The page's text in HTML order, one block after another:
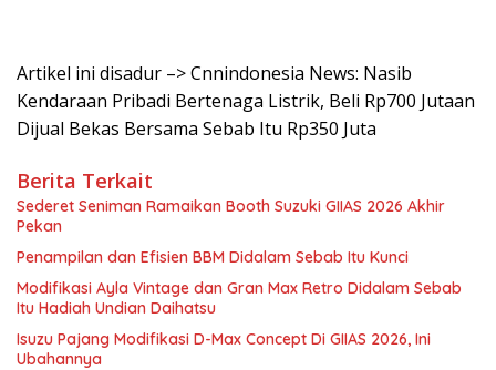
Artikel ini disadur –> Cnnindonesia News: Nasib
Kendaraan Pribadi Bertenaga Listrik, Beli Rp700 Jutaan
Dijual Bekas Bersama Sebab Itu Rp350 Juta
Berita Terkait
Sederet Seniman Ramaikan Booth Suzuki GIIAS 2026 Akhir
Pekan
Penampilan dan Efisien BBM Didalam Sebab Itu Kunci
Modifikasi Ayla Vintage dan Gran Max Retro Didalam Sebab
Itu Hadiah Undian Daihatsu
Isuzu Pajang Modifikasi D-Max Concept Di GIIAS 2026, Ini
Ubahannya